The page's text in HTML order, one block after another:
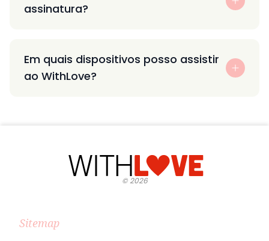
assinatura?
Em quais dispositivos posso assistir
ao WithLove?
©2026
Sitemap